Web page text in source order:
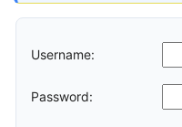
Username:
Password: